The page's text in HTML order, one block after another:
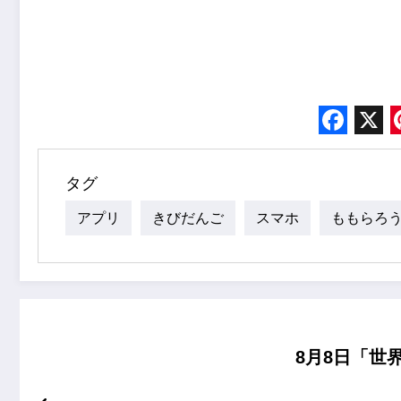
X
タグ
アプリ きびだんご スマホ ももらろ
8月8日「世